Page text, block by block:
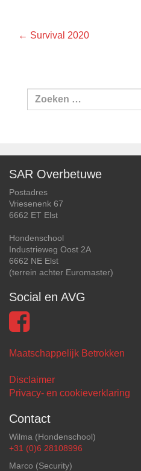
Bericht
← Survival 2020
Zoeken
naar:
SAR Overbetuwe
Postadres
Vriesenenk 67
6662 ET Elst
Hondenschool
Industrieweg Oost 2A
6662 NE Elst
(terrein achter Euromaster)
Social en AVG
Maatschappelijk Betrokken
Disclaimer
Privacy- en cookieverklaring
Contact
Wilma (Hondenschool)
+31 (0)6 28108996
Marco (Security)